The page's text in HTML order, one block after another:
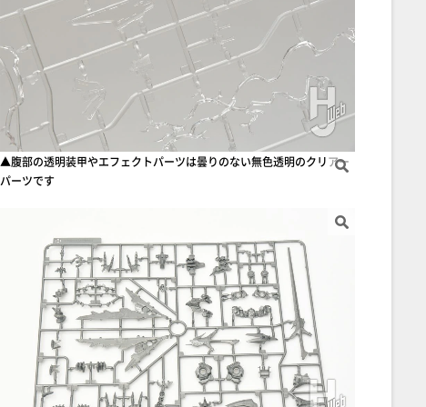
▲腹部の透明装甲やエフェクトパーツは曇りのない無色透明のクリアー
パーツです